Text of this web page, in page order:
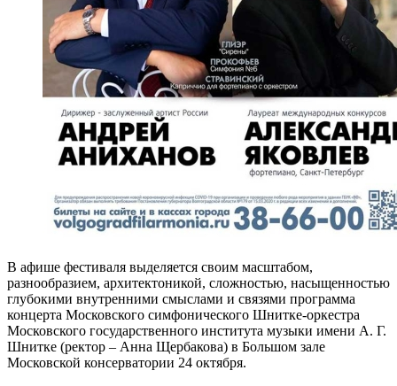
В афише фестиваля выделяется своим масштабом,
разнообразием, архитектоникой, сложностью, насыщенностью
глубокими внутренними смыслами и связями программа
концерта Московского симфонического Шнитке-оркестра
Московского государственного института музыки имени А. Г.
Шнитке (ректор – Анна Щербакова) в Большом зале
Московской консерватории 24 октября.